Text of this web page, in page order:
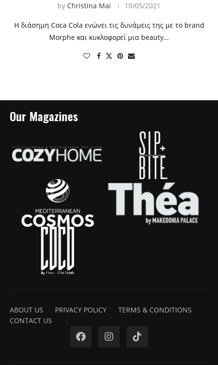
by Christina Mai 10/05/2021
Η διάσημη Coca Cola ενώνει τις δυνάμεις της με το brand
Morphe και κυκλοφορεί μια beauty…
Our Magazines
ABOUT US PRIVACY POLICY
TERMS & CONDITIONS
CONTACT US